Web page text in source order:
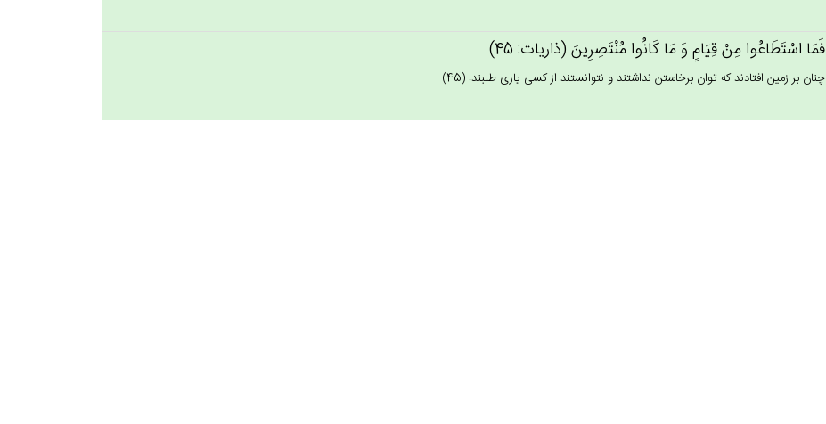
فَمَا اسْتَطَاعُوا مِنْ‌ قِيَام‌ٍ وَ مَا كَانُوا مُنْتَصِرِين‌َ (ذاريات: 45)
چنان بر زمين افتادند كه توان برخاستن نداشتند و نتوانستند از كسى يارى طلبند! (45)